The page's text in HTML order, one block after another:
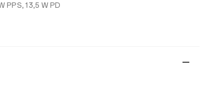
PPS, 13,5 W PD